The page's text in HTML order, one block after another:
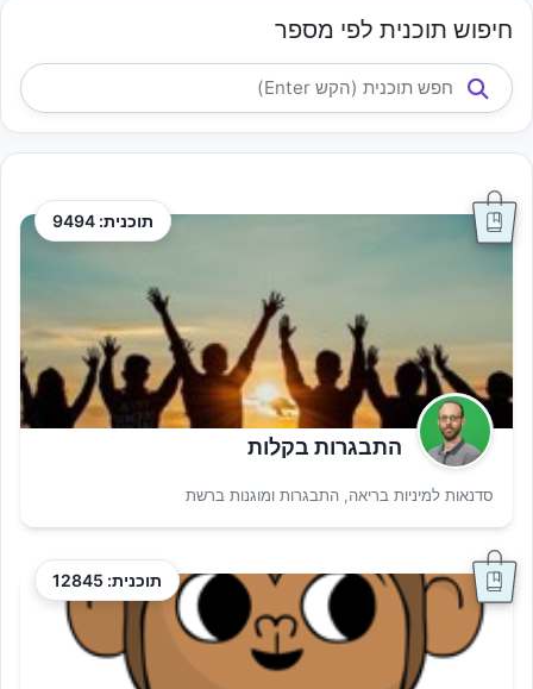
חיפוש תוכנית לפי מספר
תוכנית: 9494
התבגרות בקלות
סדנאות למיניות בריאה, התבגרות ומוגנות ברשת
תוכנית: 12845